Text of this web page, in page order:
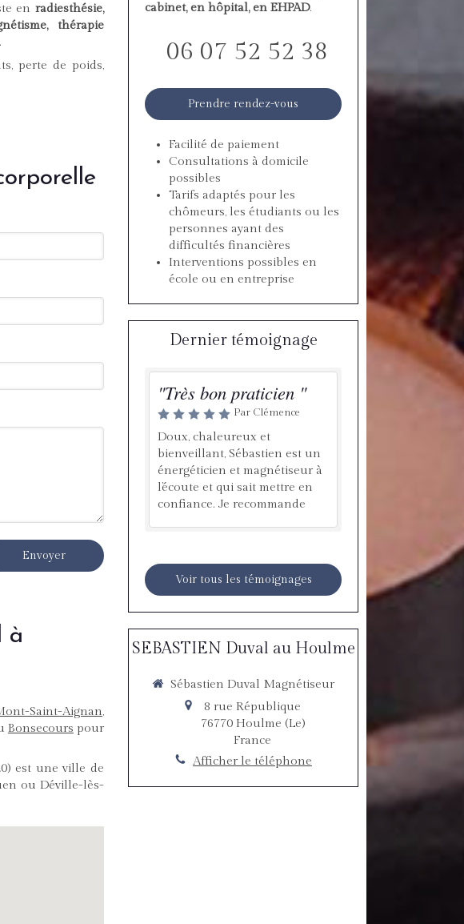
en radiesthésie,
thérapie
perte de poids,
Envoyer
à
Saint-Aignan,
Bonsecours pour
est une ville de
ou Déville-lès-
cabinet, en hôpital, en EHPAD.
06 07 52 52 38
Prendre rendez-vous
Facilité de paiement
Consultations à domicile
possibles
Tarifs adaptés pour les
chômeurs, les étudiants ou les
personnes ayant des
difficultés financières
Interventions possibles en
école ou en entreprise
Dernier témoignage
"Très bon praticien "
Par Clémence
Doux, chaleureux et
bienveillant, Sébastien est un
énergéticien et magnétiseur à
l’écoute et qui sait mettre en
confiance. Je recommande
Voir tous les témoignages
SEBASTIEN Duval au Houlme
Sébastien Duval Magnétiseur
8 rue République
76770 Houlme (Le)
France
Afficher le téléphone